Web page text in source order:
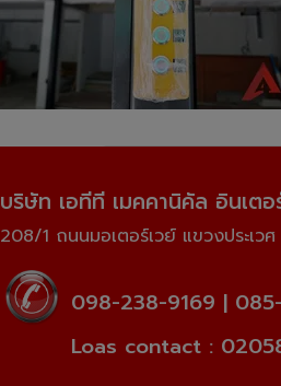
บริษัท เอทีที เมคคานิคัล อินเต
208/1 ถนนมอเตอร์เวย์ แขวงประเว
098-238-9169 |
Loas contact :